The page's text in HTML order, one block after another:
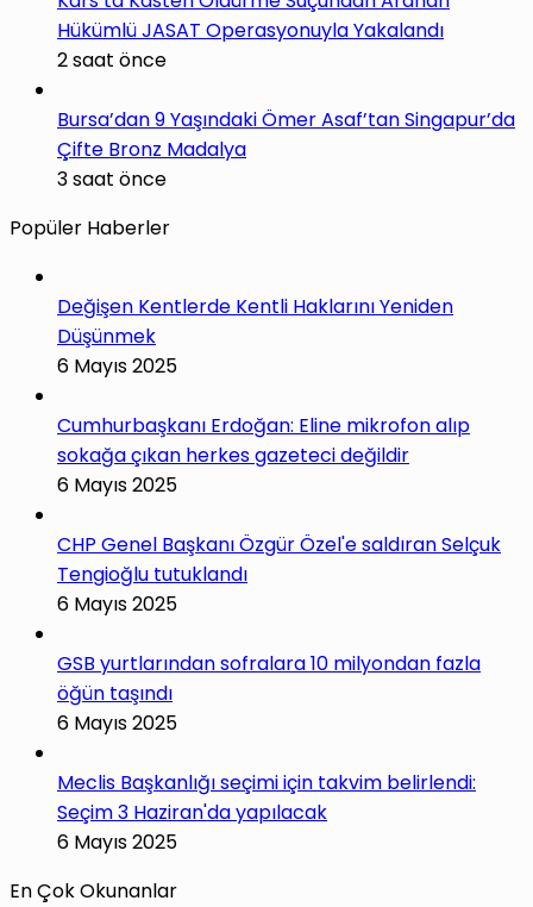
Hükümlü JASAT Operasyonuyla Yakalandı
2 saat önce
Bursa’dan 9 Yaşındaki Ömer Asaf’tan Singapur’da
Çifte Bronz Madalya
3 saat önce
Popüler Haberler
Değişen Kentlerde Kentli Haklarını Yeniden
Düşünmek
6 Mayıs 2025
Cumhurbaşkanı Erdoğan: Eline mikrofon alıp
sokağa çıkan herkes gazeteci değildir
6 Mayıs 2025
CHP Genel Başkanı Özgür Özel'e saldıran Selçuk
Tengioğlu tutuklandı
6 Mayıs 2025
GSB yurtlarından sofralara 10 milyondan fazla
öğün taşındı
6 Mayıs 2025
Meclis Başkanlığı seçimi için takvim belirlendi:
Seçim 3 Haziran'da yapılacak
6 Mayıs 2025
En Çok Okunanlar